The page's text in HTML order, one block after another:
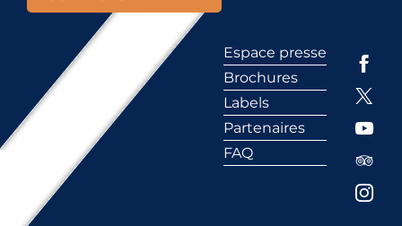
Espace presse
Brochures
Labels
Partenaires
FAQ